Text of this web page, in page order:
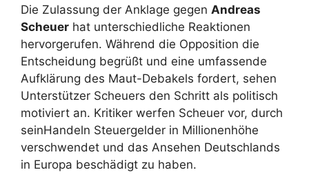
Die Zulassung der Anklage gegen Andreas
Scheuer hat unterschiedliche Reaktionen
hervorgerufen. Während die Opposition die
Entscheidung begrüßt und eine umfassende
Aufklärung des Maut-Debakels fordert, sehen
Unterstützer Scheuers den Schritt als politisch
motiviert an. Kritiker werfen Scheuer vor, durch
seinHandeln Steuergelder in Millionenhöhe
verschwendet und das Ansehen Deutschlands
in Europa beschädigt zu haben.